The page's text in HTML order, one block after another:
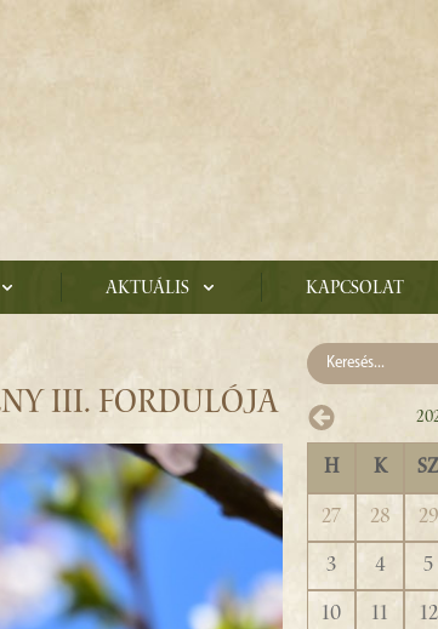
Aktuális Kapcsolat
III. FORDULÓJA
H K SZ
27 28 29
3
4 5
10
11 12